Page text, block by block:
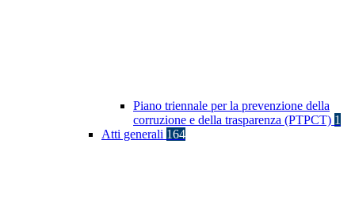
Piano triennale per la prevenzione della
corruzione e della trasparenza (PTPCT) 1
Atti generali 164